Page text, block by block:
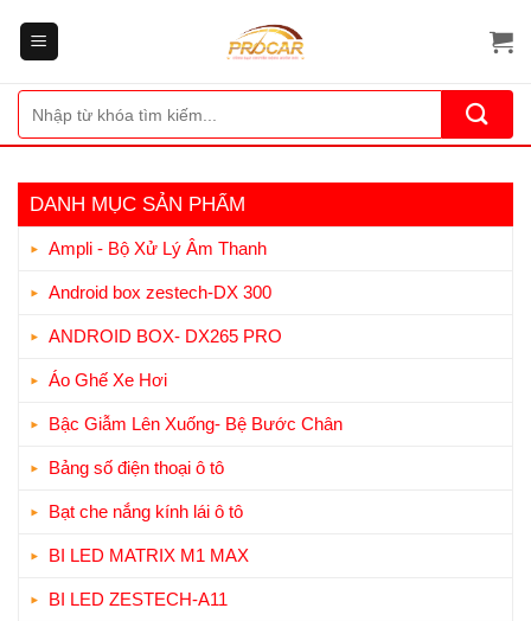
kiếm:
DANH MỤC SẢN PHẨM
Ampli - Bộ Xử Lý Âm Thanh
Android box zestech-DX 300
ANDROID BOX- DX265 PRO
Áo Ghế Xe Hơi
Bậc Giẫm Lên Xuống- Bệ Bước Chân
Bảng số điện thoại ô tô
Bạt che nắng kính lái ô tô
BI LED MATRIX M1 MAX
BI LED ZESTECH-A11